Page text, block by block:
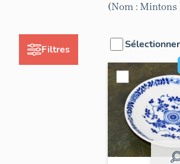
Filtres
(Nom : Mintons